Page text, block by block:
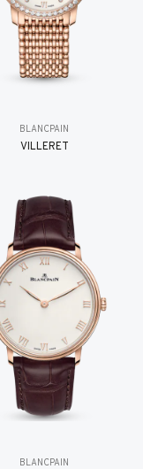
BLANCPAIN
VILLERET
BLANCPAIN